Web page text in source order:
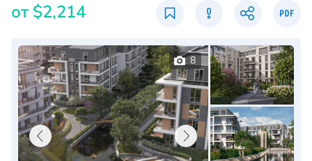
от $2,214
8